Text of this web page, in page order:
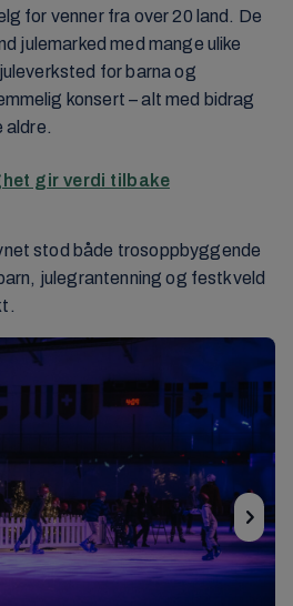
for venner fra over 20 land. De
julemarked med mange ulike
for barna og
konsert – alt med bidrag
aldre.
gir verdi tilbake
stod både trosoppbyggende
julegrantenning og festkveld